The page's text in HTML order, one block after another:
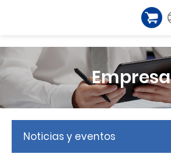
Empresa
Noticias y eventos